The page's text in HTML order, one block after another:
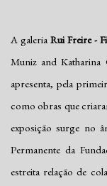
A galeriaRui Freire -
Muniz and
apresenta, pela
como obras que
exposição surge no
Permanente da
estreita relação de